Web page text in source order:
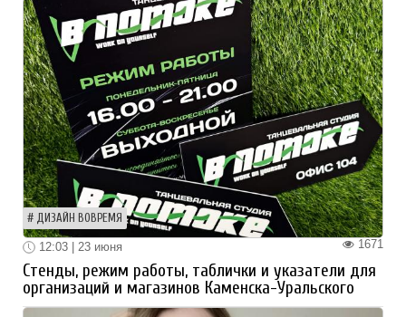
ДИЗАЙН ВОВРЕМЯ
1671
12:03 | 23 июня
Стенды, режим работы, таблички и указатели для
организаций и магазинов Каменска-Уральского